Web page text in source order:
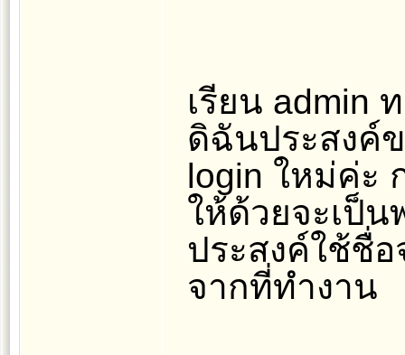
เรียน admin
ดิฉันประสงค์
login ใหม่ค่ะ
ให้ด้วยจะเป็
ประสงค์ใช้ชื่
จากที่ทำงาน